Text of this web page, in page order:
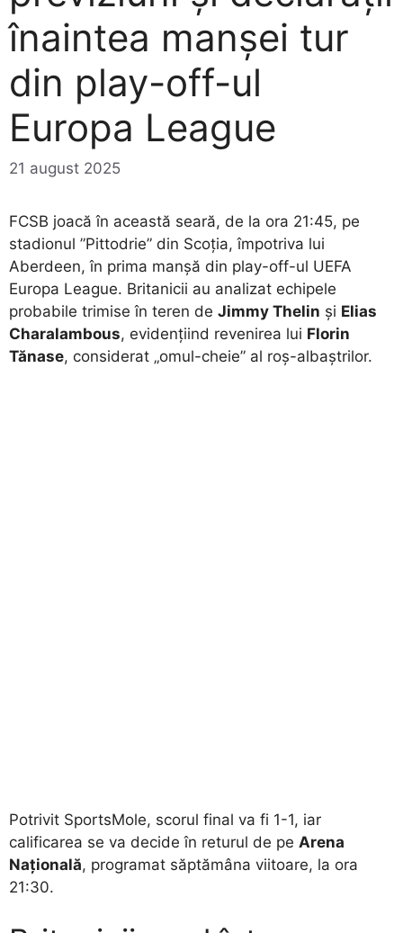
înaintea manșei tur
din play-off-ul
Europa League
21 august 2025
FCSB joacă în această seară, de la ora 21:45, pe
stadionul ”Pittodrie” din Scoția, împotriva lui
Aberdeen, în prima manșă din play-off-ul UEFA
Europa League. Britanicii au analizat echipele
probabile trimise în teren de Jimmy Thelin și Elias
Charalambous, evidențiind revenirea lui Florin
Tănase, considerat „omul-cheie” al roș-albaștrilor.
Potrivit SportsMole, scorul final va fi 1-1, iar
calificarea se va decide în returul de pe Arena
Națională, programat săptămâna viitoare, la ora
21:30.